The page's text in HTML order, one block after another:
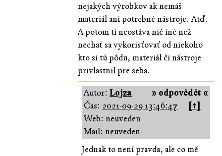
nejakých výrobkov ak nemáš
materiál ani potrebné nástroje. Atď.
A potom ti neostáva nič iné než
nechať sa vykorisťovať od niekoho
kto si tú pôdu, materiál či nástroje
privlastnil pre seba.
» odpovědět «
Autor:Lojza
Čas: 2021-09-29 13:46:47
[↑]
Web: neuveden
Mail: neuveden
Jednak to není pravda, ale co mě